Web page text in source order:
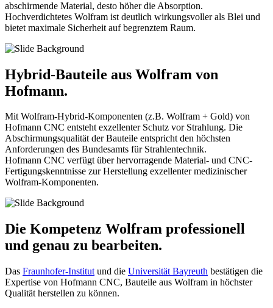
abschirmende Material, desto höher die Absorption.
Hochverdichtetes Wolfram ist deutlich wirkungsvoller als Blei und
bietet maximale Sicherheit auf begrenztem Raum.
Hybrid-Bauteile aus Wolfram von
Hofmann.
Mit Wolfram-Hybrid-Komponenten (z.B. Wolfram + Gold) von
Hofmann CNC entsteht exzellenter Schutz vor Strahlung. Die
Abschirmungsqualität der Bauteile entspricht den höchsten
Anforderungen des Bundesamts für Strahlentechnik.
Hofmann CNC verfügt über hervorragende Material- und CNC-
Fertigungskenntnisse zur Herstellung exzellenter medizinischer
Wolfram-Komponenten.
Die Kompetenz Wolfram professionell
und genau zu bearbeiten.
Das Fraunhofer-Institut und die Universität Bayreuth bestätigen die
Expertise von Hofmann CNC, Bauteile aus Wolfram in höchster
Qualität herstellen zu können.